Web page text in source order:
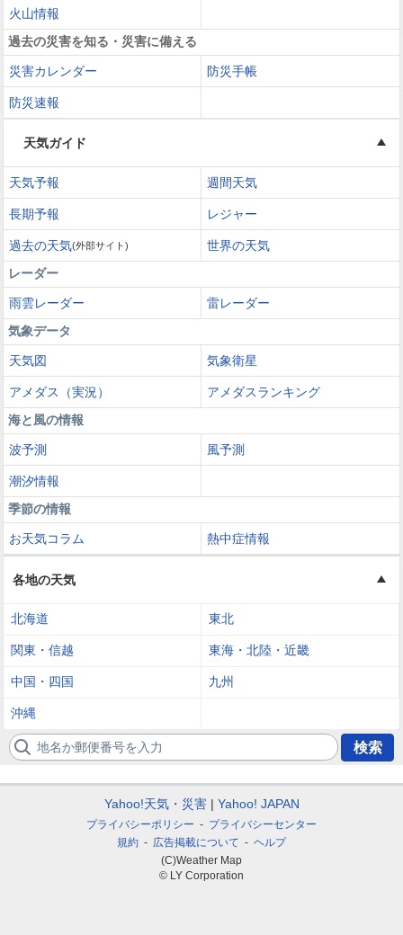
火山情報
過去の災害を知る・災害に備える
災害カレンダー 防災手帳
防災速報
天気ガイド
天気予報 週間天気
長期予報 レジャー
過去の天気(外部サイト)
世界の天気
レーダー
雨雲レーダー
雷レーダー
気象データ
天気図 気象衛星
アメダス（実況）
アメダスランキング
海と風の情報
波予測 風予測
潮汐情報
季節の情報
お天気コラム 熱中症情報
各地の天気
北海道 東北
関東・信越 東海・北陸・近畿
中国・四国 九州
沖縄
地名か郵便番号を入力 検索
Yahoo!天気・災害 Yahoo! JAPAN
プライバシーポリシー
プライバシーセンター
規約
広告掲載について
ヘルプ
(C)Weather Map
© LY Corporation